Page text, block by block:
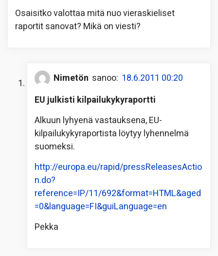
Osaisitko valottaa mitä nuo vieraskieliset
raportit sanovat? Mikä on viesti?
Nimetön sanoo: 18.6.2011 00:20
EU julkisti kilpailukykyraportti
Alkuun lyhyenä vastauksena, EU-
kilpailukykyraportista löytyy lyhennelmä
suomeksi.
http://europa.eu/rapid/pressReleasesActio
n.do?
reference=IP/11/692&format=HTML&aged
=0&language=FI&guiLanguage=en
Pekka